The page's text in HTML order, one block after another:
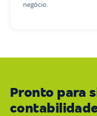
negócio.
Pronto para